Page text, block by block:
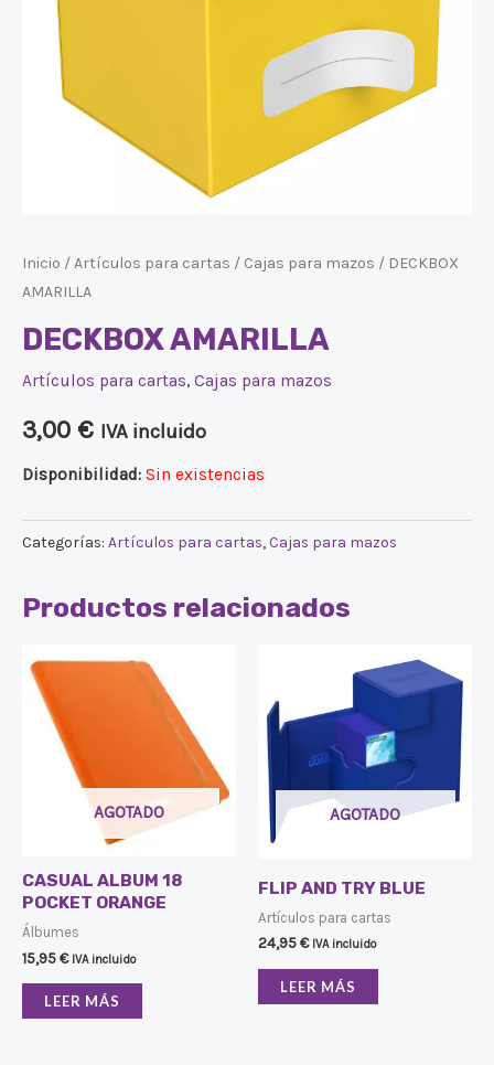
Inicio /Artículos para cartas / Cajas para mazos / DECKBOX
AMARILLA
DECKBOX AMARILLA
Artículos para cartas, Cajas para mazos
3,00 € IVA incluido
Disponibilidad: Sin existencias
Categorías: Artículos para cartas, Cajas para mazos
Productos relacionados
AGOTADO
CASUAL ALBUM 18
POCKET ORANGE
Álbumes
15,95€ IVA incluido
LEER MÁS
AGOTADO
FLIP AND TRY BLUE
Artículos para cartas
24,95€ IVA incluido
LEER MÁS